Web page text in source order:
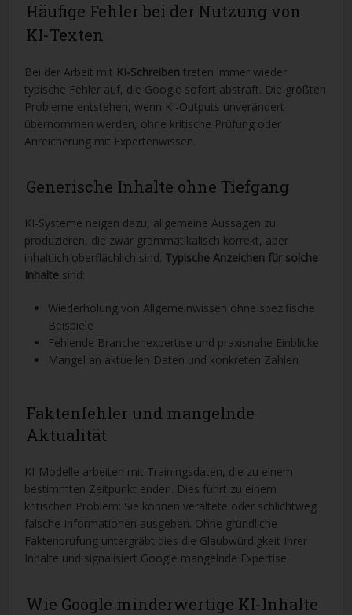
Häufige Fehler bei der Nutzung von
KI-Texten
Bei der Arbeit mit KI-Schreiben treten immer wieder
typische Fehler auf, die Google sofort abstraft. Die größten
Probleme entstehen, wenn KI-Outputs unverändert
übernommen werden, ohne kritische Prüfung oder
Anreicherung mit Expertenwissen.
Generische Inhalte ohne Tiefgang
KI-Systeme neigen dazu, allgemeine Aussagen zu
produzieren, die zwar grammatikalisch korrekt, aber
inhaltlich oberflächlich sind. Typische Anzeichen für solche
Inhalte sind:
Wiederholung von Allgemeinwissen ohne spezifische
Beispiele
Fehlende Branchenexpertise und praxisnahe Einblicke
Mangel an aktuellen Daten und konkreten Zahlen
Faktenfehler und mangelnde
Aktualität
KI-Modelle arbeiten mit Trainingsdaten, die zu einem
bestimmten Zeitpunkt enden. Dies führt zu einem
kritischen Problem: Sie können veraltete oder schlichtweg
falsche Informationen ausgeben. Ohne gründliche
Faktenprüfung untergräbt dies die Glaubwürdigkeit Ihrer
Inhalte und signalisiert Google mangelnde Expertise.
Wie Google minderwertige KI-Inhalte